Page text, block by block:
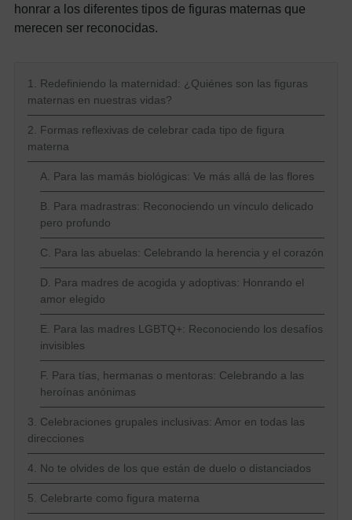
honrar a los diferentes tipos de figuras maternas que
merecen ser reconocidas.
1. Redefiniendo la maternidad: ¿Quiénes son las figuras
maternas en nuestras vidas?
2. Formas reflexivas de celebrar cada tipo de figura
materna
A. Para las mamás biológicas: Ve más allá de las flores
B. Para madrastras: Reconociendo un vínculo delicado
pero profundo
C. Para las abuelas: Celebrando la herencia y el corazón
D. Para madres de acogida y adoptivas: Honrando el
amor elegido
E. Para las madres LGBTQ+: Reconociendo los desafíos
invisibles
F. Para tías, hermanas o mentoras: Celebrando a las
heroínas anónimas
3. Celebraciones grupales inclusivas: Amor en todas las
direcciones
4. No te olvides de los que están de duelo o distanciados
5. Celebrarte como figura materna